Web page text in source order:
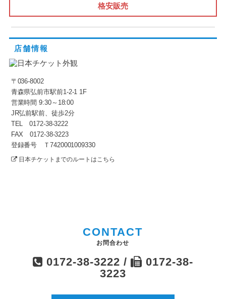
格安販売
店舗情報
〒036-8002
青森県弘前市駅前1-2-1 1F
営業時間 9:30～18:00
JR弘前駅前、徒歩2分
TEL 0172-38-3222
FAX 0172-38-3223
登録番号 Ｔ7420001009330
日本チケットまでのルートはこちら
CONTACT
お問合わせ
0172-38-3222 /
0172-38-
3223